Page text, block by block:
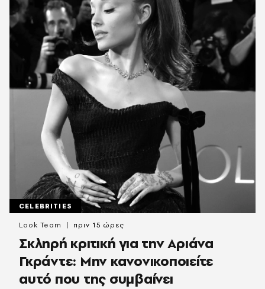
CELEBRITIES
Σκληρή κριτική για την Αριάνα
Γκράντε: Μην κανονικοποιείτε
αυτό που της συμβαίνει
Look Team πριν 15 ώρες